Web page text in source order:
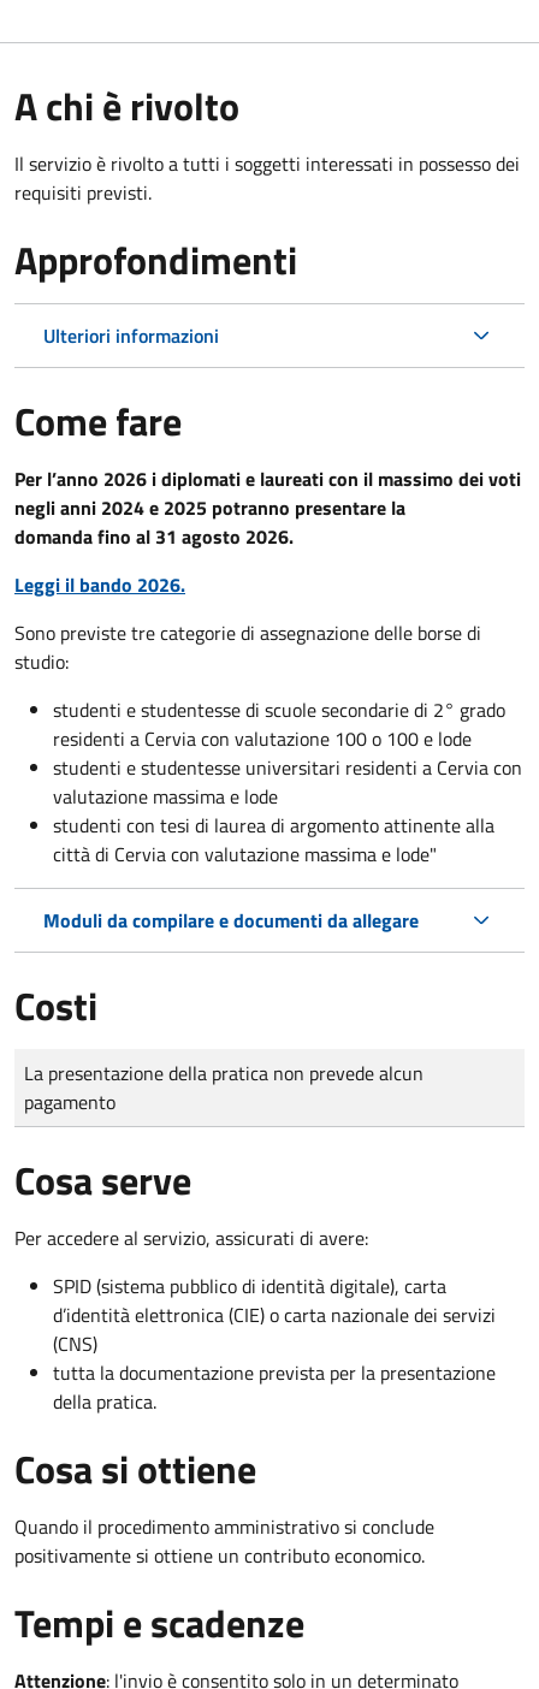
A chi è rivolto
Il servizio è rivolto a tutti i soggetti interessati in possesso dei
requisiti previsti.
Approfondimenti
Ulteriori informazioni
Come fare
Per l’anno 2026 i diplomati e laureati con il massimo dei voti
negli anni 2024 e 2025 potranno presentare la
domanda fino al 31 agosto 2026.
Leggi il bando 2026.
Sono previste tre categorie di assegnazione delle borse di
studio:
studenti e studentesse di scuole secondarie di 2° grado
residenti a Cervia con valutazione 100 o 100 e lode
studenti e studentesse universitari residenti a Cervia con
valutazione massima e lode
studenti con tesi di laurea di argomento attinente alla
città di Cervia con valutazione massima e lode"
Moduli da compilare e documenti da allegare
Costi
Tipo di pagamento
Importo
La presentazione della pratica non prevede alcun
pagamento
Cosa serve
Per accedere al servizio, assicurati di avere:
SPID (sistema pubblico di identità digitale), carta
d’identità elettronica (CIE) o carta nazionale dei servizi
(CNS)
tutta la documentazione prevista per la presentazione
della pratica.
Cosa si ottiene
Quando il procedimento amministrativo si conclude
positivamente si ottiene un contributo economico.
Tempi e scadenze
Attenzione: l'invio è consentito solo in un determinato